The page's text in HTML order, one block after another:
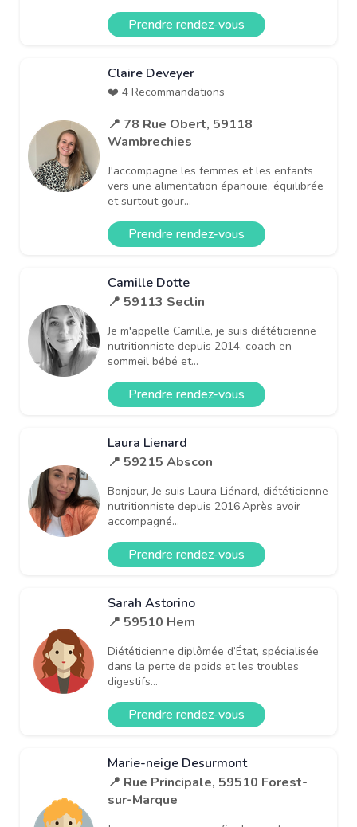
Prendre rendez-vous
Claire Deveyer
❤️ 4 Recommandations
📍 78 Rue Obert, 59118
Wambrechies
J'accompagne les femmes et les enfants
vers une alimentation épanouie, équilibrée
et surtout gour...
Prendre rendez-vous
Camille Dotte
📍 59113 Seclin
Je m'appelle Camille, je suis diététicienne
nutritionniste depuis 2014, coach en
sommeil bébé et...
Prendre rendez-vous
Laura Lienard
📍 59215 Abscon
Bonjour, Je suis Laura Liénard, diététicienne
nutritionniste depuis 2016.Après avoir
accompagné...
Prendre rendez-vous
Sarah Astorino
📍 59510 Hem
Diététicienne diplômée d’État, spécialisée
dans la perte de poids et les troubles
digestifs...
Prendre rendez-vous
Marie-neige Desurmont
📍 Rue Principale, 59510 Forest-
sur-Marque